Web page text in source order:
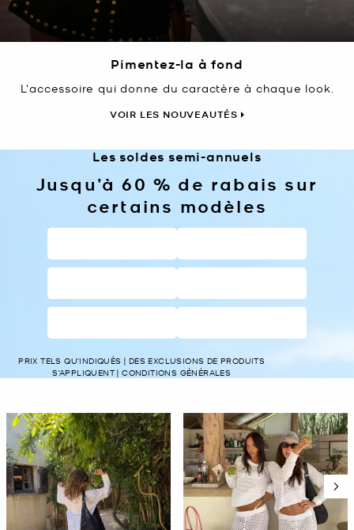
Pimentez-la à fond
L'accessoire qui donne du caractère à chaque look.
VOIR LES NOUVEAUTÉS
Les soldes semi-annuels
Jusqu’à 60 % de rabais sur
certains modèles
PRIX TELS QU’INDIQUÉS | DES EXCLUSIONS DE PRODUITS
S’APPLIQUENT | CONDITIONS GÉNÉRALES
Carrousel média
Carrousel avec photos de produits. Utilisez les boutons précédent